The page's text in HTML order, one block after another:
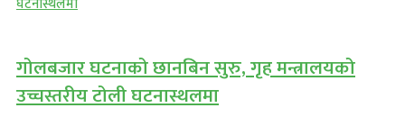
गोलबजार घटनाको छानबिन सुरु, गृह मन्त्रालयको
उच्चस्तरीय टोली घटनास्थलमा